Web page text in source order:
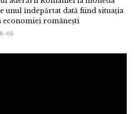
unul îndepărtat dată fiind situația
economiei românești
05